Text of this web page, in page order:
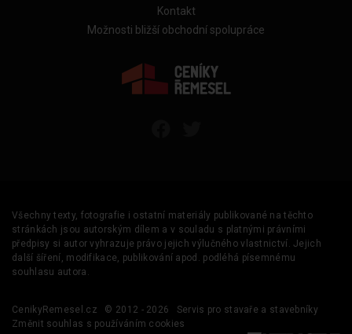
Kontakt
Možnosti bližší obchodní spolupráce
Všechny texty, fotografie i ostatní materiály publikované na těchto
stránkách jsou autorským dílem a v souladu s platnými právními
předpisy si autor vyhrazuje právo jejich výlučného vlastnictví. Jejich
další šíření, modifikace, publikování apod. podléhá písemnému
souhlasu autora.
CenikyRemesel.cz © 2012 - 2026
Servis pro stavaře a stavebníky
Změnit souhlas s používáním cookies